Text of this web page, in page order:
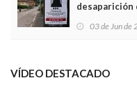
desaparición
03 de Jun de
VÍDEO DESTACADO